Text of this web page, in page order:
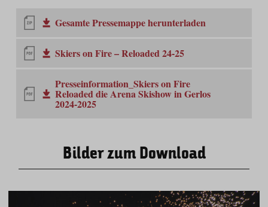
Gesamte Pressemappe herunterladen
Skiers on Fire – Reloaded 24-25
Presseinformation_Skiers on Fire
Reloaded die Arena Skishow in Gerlos
2024-2025
Bilder zum Download